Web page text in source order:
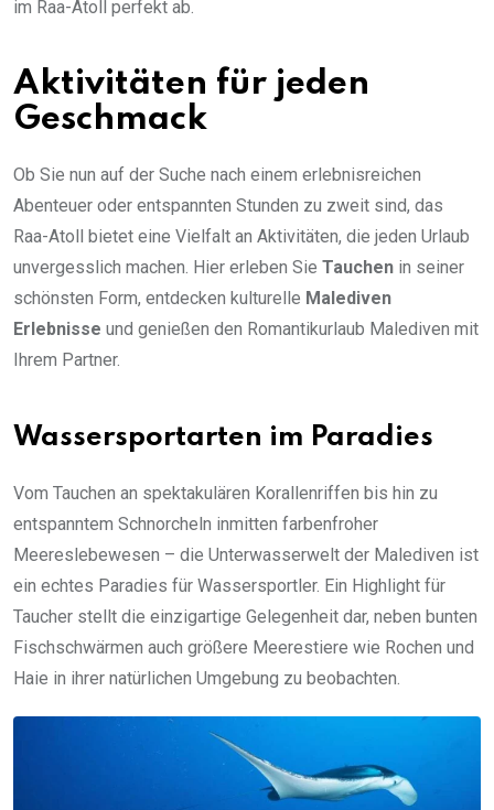
im Raa-Atoll perfekt ab.
Aktivitäten für jeden
Geschmack
Ob Sie nun auf der Suche nach einem erlebnisreichen
Abenteuer oder entspannten Stunden zu zweit sind, das
Raa-Atoll bietet eine Vielfalt an Aktivitäten, die jeden Urlaub
unvergesslich machen. Hier erleben Sie Tauchen in seiner
schönsten Form, entdecken kulturelle Malediven
Erlebnisse und genießen den Romantikurlaub Malediven mit
Ihrem Partner.
Wassersportarten im Paradies
Vom Tauchen an spektakulären Korallenriffen bis hin zu
entspanntem Schnorcheln inmitten farbenfroher
Meereslebewesen – die Unterwasserwelt der Malediven ist
ein echtes Paradies für Wassersportler. Ein Highlight für
Taucher stellt die einzigartige Gelegenheit dar, neben bunten
Fischschwärmen auch größere Meerestiere wie Rochen und
Haie in ihrer natürlichen Umgebung zu beobachten.